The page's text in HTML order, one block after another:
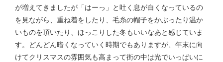
が増えてきましたが「はーっ」と吐く息が白くなっているの
を見ながら、重ね着をしたり、毛糸の帽子をかぶったり温か
いものを頂いたり、ほっこりした冬もいいなあと感じていま
す。どんどん暗くなっていく時期でもありますが、年末に向
けてクリスマスの雰囲気も高まって街の中は光でいっぱいに